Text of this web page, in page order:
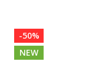
-50%
NEW